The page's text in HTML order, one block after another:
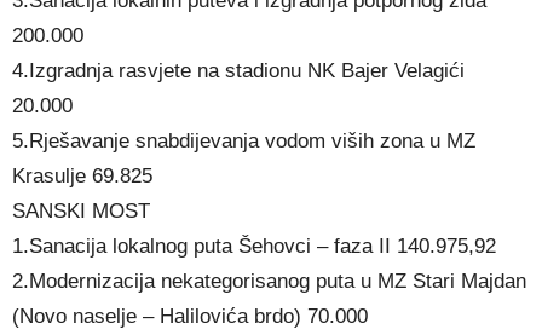
200.000
4.Izgradnja rasvjete na stadionu NK Bajer Velagići
20.000
5.Rješavanje snabdijevanja vodom viših zona u MZ
Krasulje 69.825
SANSKI MOST
1.Sanacija lokalnog puta Šehovci – faza II 140.975,92
2.Modernizacija nekategorisanog puta u MZ Stari Majdan
(Novo naselje – Halilovića brdo) 70.000